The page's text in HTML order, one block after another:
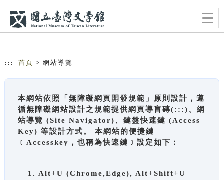
::: 首頁 > 網站導覽
本網站依照「無障礙網頁開發規範」原則設計，遵
循無障礙網站設計之規範提供網頁導盲磚(:::)、網
站導覽 (Site Navigator)、鍵盤快速鍵 (Access
Key) 等設計方式。 本網站的便捷鍵
﹝Accesskey，也稱為快速鍵﹞設定如下：
1. Alt+U (Chrome,Edge), Alt+Shift+U